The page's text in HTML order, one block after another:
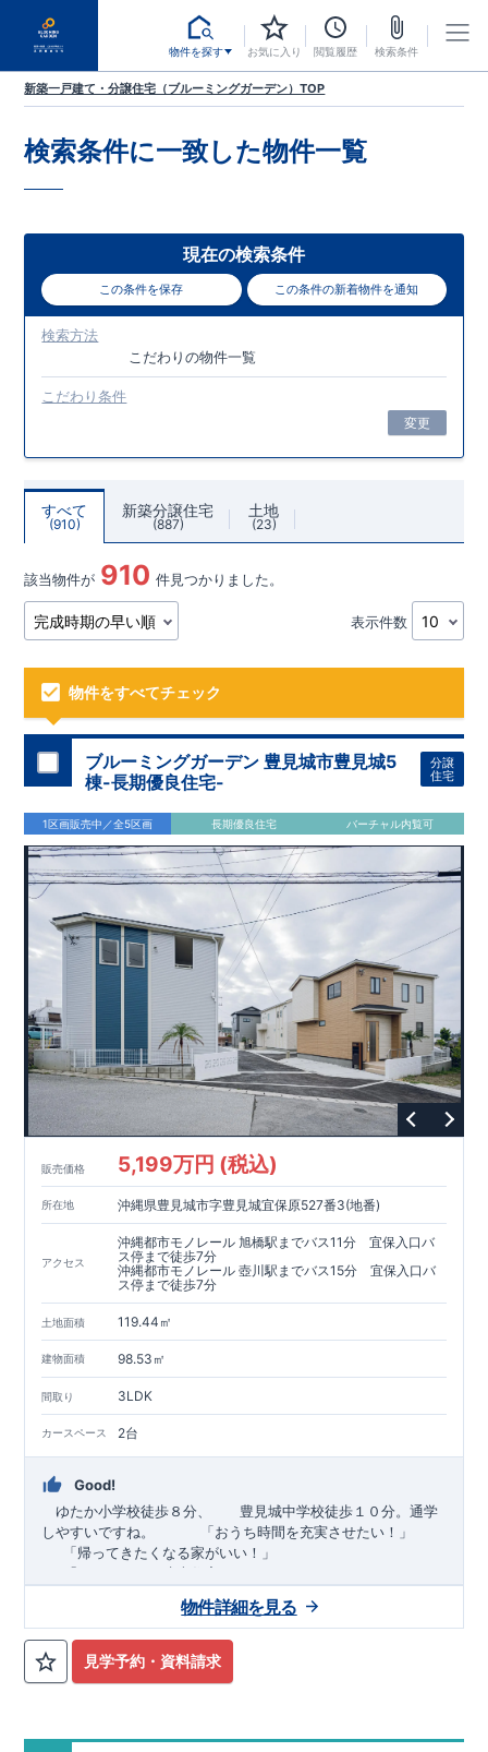
物件を探す お気に入り 閲覧履歴 検索条件
新築一戸建て・分譲住宅（ブルーミングガーデン）TOP
検索条件に一致した物件一覧
現在の検索条件
この条件を保存 この条件の新着物件を通知
検索方法
こだわりの物件一覧
こだわり条件
変更
すべて
910
新築分譲住宅
887
土地
23
該当物件が 910 件見つかりました。
表示件数
物件をすべてチェック
ブルーミングガーデン 豊見城市豊見城5
棟-長期優良住宅-
分譲
住宅
1区画販売中／全5区画 長期優良住宅 バーチャル内覧可
販売価格 5,199万円 (税込)
所在地 沖縄県豊見城市字豊見城宜保原527番3(地番)
アクセス
沖縄都市モノレール 旭橋駅までバス11分 宜保入口バ
ス停まで徒歩7分
沖縄都市モノレール 壺川駅までバス15分 宜保入口バ
ス停まで徒歩7分
土地面積 119.44㎡
建物面積 98.53㎡
間取り 3LDK
カースペース 2台
Good!
ゆたか小学校徒歩８分、 豊見城中学校徒歩１０分。通学
しやすいですね。
「おうち時間を充実させたい！」
「帰ってきたくなる家がいい！」
「おしゃれなら建売住宅もありかも！」
TEL:098-860-2201（火・水曜日定休日、年末年始休み）
■オプションではありません！全棟標準搭載
ム・ガス衣類乾燥機・食洗器・宅配ボックス・玄関電子キー・
成材にヒノキを使用しております！
見学予約・資料請求
物件詳細を見る